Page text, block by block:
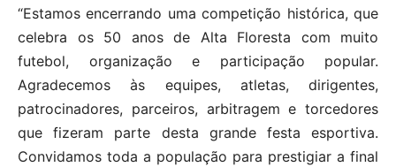
“Estamos encerrando uma competição histórica, que
celebra os 50 anos de Alta Floresta com muito
futebol, organização e participação popular.
Agradecemos às equipes, atletas, dirigentes,
patrocinadores, parceiros, arbitragem e torcedores
que fizeram parte desta grande festa esportiva.
Convidamos toda a população para prestigiar a final